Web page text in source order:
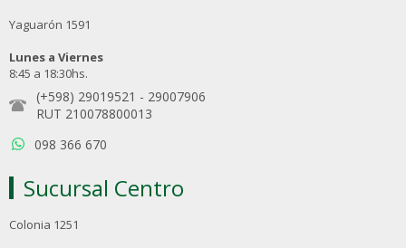
Yaguarón 1591
Lunes a Viernes
8:45 a 18:30hs.
(+598) 29019521 - 29007906
RUT 210078800013
098 366 670
Sucursal Centro
Colonia 1251